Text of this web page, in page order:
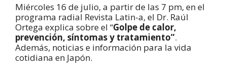
Miércoles 16 de julio, a partir de las 7 pm, en el
programa radial Revista Latin-a, el Dr. Raúl
Ortega explica sobre el “Golpe de calor,
prevención, síntomas y tratamiento”.
Además, noticias e información para la vida
cotidiana en Japón.